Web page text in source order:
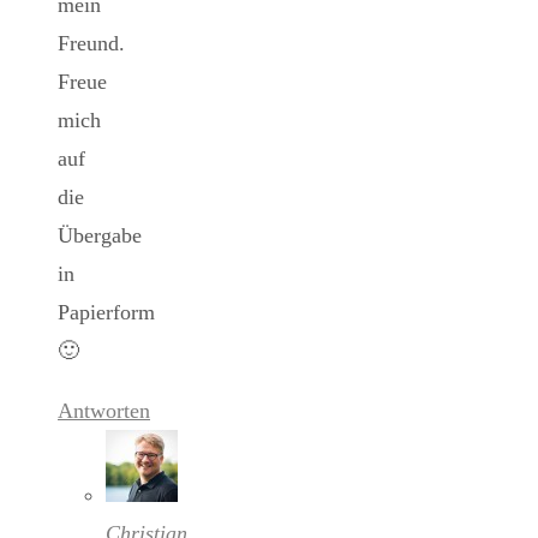
mein
Freund.
Freue
mich
auf
die
Übergabe
in
Papierform
🙂
Antworten